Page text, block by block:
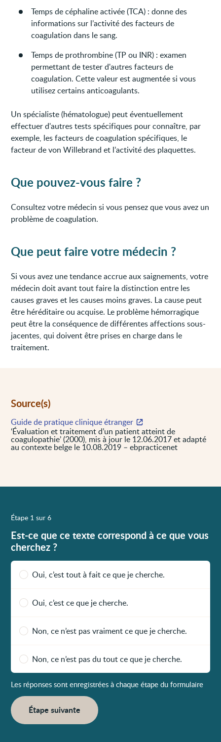
Temps de céphaline activée (TCA) : donne des
informations sur l’activité des facteurs de
coagulation dans le sang.
Temps de prothrombine (TP ou INR) : examen
permettant de tester d'autres facteurs de
coagulation. Cette valeur est augmentée si vous
utilisez certains anticoagulants.
Un spécialiste (hématologue) peut éventuellement
effectuer d'autres tests spécifiques pour connaître, par
exemple, les facteurs de coagulation spécifiques, le
facteur de von Willebrand et l’activité des plaquettes.
Que pouvez-vous faire ?
Consultez votre médecin si vous pensez que vous avez un
problème de coagulation.
Que peut faire votre médecin ?
Si vous avez une tendance accrue aux saignements, votre
médecin doit avant tout faire la distinction entre les
causes graves et les causes moins graves. La cause peut
être héréditaire ou acquise. Le problème hémorragique
peut être la conséquence de différentes affections sous-
jacentes, qui doivent être prises en charge dans le
traitement.
Source(s)
Guide de pratique clinique étranger
‘Évaluation et traitement d’un patient atteint de
coagulopathie’ (2000), mis à jour le 12.06.2017 et adapté
au contexte belge le 10.08.2019 – ebpracticenet
Étape 1 sur 6
Est-ce que ce texte correspond à ce que vous
cherchez ?
Oui, c’est tout à fait ce que je cherche.
Oui, c’est ce que je cherche.
Non, ce n’est pas vraiment ce que je cherche.
Non, ce n’est pas du tout ce que je cherche.
Les réponses sont enregistrées à chaque étape du formulaire
Étape suivante